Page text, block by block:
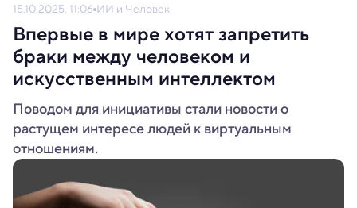
15.10.2025, 11:06 ИИ и Человек
Впервые в мире хотят запретить
браки между человеком и
искусственным интеллектом
Поводом для инициативы стали новости о
растущем интересе людей к виртуальным
отношениям.